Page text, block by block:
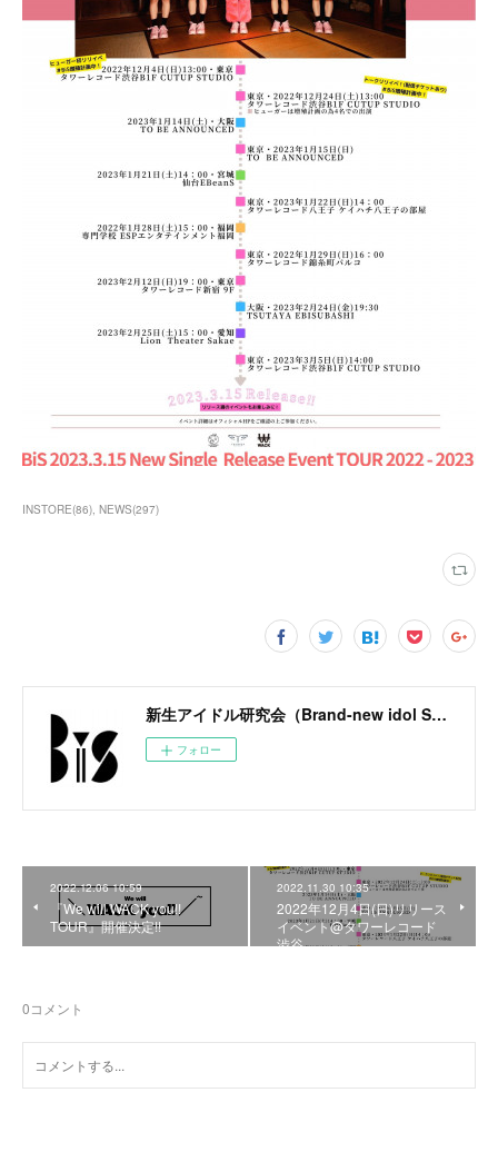
INSTORE(86) NEWS(297)
新生アイドル研究会（Brand-new idol Society）公式サイト / BiS OFFICIAL SITE
フォロー
2022.12.06 10:59
『We will WACK you!!
TOUR』開催決定!!
2022.11.30 10:35
2022年12月4日(日)リリース
イベント@タワーレコード
渋谷
0コメント